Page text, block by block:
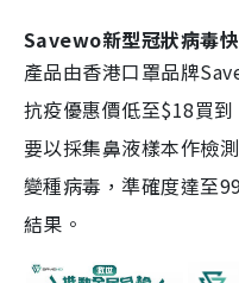
Savewo新型冠狀病毒
產品由香港口罩品牌
抗疫優惠價低至$18買
要以採集鼻液樣本作檢
變種病毒，準確度達至
結果。